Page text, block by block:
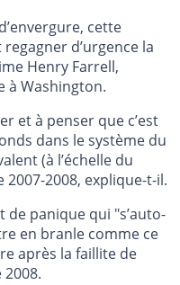
cette
d’urgence la
Henry Farrell,
à Washington.
et à penser que c’est
dans le système du
(à l’échelle du
2008, explique-t-il.
panique qui "s’auto-
en branle comme ce
après la faillite de